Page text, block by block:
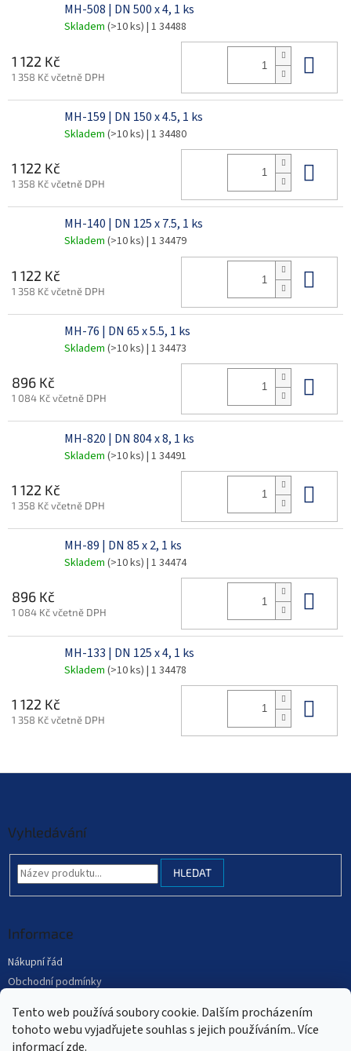
Tento web používá soubory cookie. Dalším procházením
tohoto webu vyjadřujete souhlas s jejich používáním.. Více
informacízde.
MH-508 | DN 500 x 4, 1 ks
Skladem (>10 ks) | 1 34488
1 122 Kč
1 358 Kč včetně DPH
MH-159 | DN 150 x 4.5, 1 ks
Skladem (>10 ks) | 1 34480
1 122 Kč
1 358 Kč včetně DPH
MH-140 | DN 125 x 7.5, 1 ks
Skladem (>10 ks) | 1 34479
1 122 Kč
1 358 Kč včetně DPH
MH-76 | DN 65 x 5.5, 1 ks
Skladem (>10 ks) | 1 34473
896 Kč
1 084 Kč včetně DPH
MH-820 | DN 804 x 8, 1 ks
Skladem (>10 ks) | 1 34491
1 122 Kč
1 358 Kč včetně DPH
MH-89 | DN 85 x 2, 1 ks
Skladem (>10 ks) | 1 34474
896 Kč
1 084 Kč včetně DPH
MH-133 | DN 125 x 4, 1 ks
Skladem (>10 ks) | 1 34478
1 122 Kč
1 358 Kč včetně DPH
Vyhledávání
HLEDAT
Informace
Nákupní řád
Obchodní podmínky
Mapa serveru